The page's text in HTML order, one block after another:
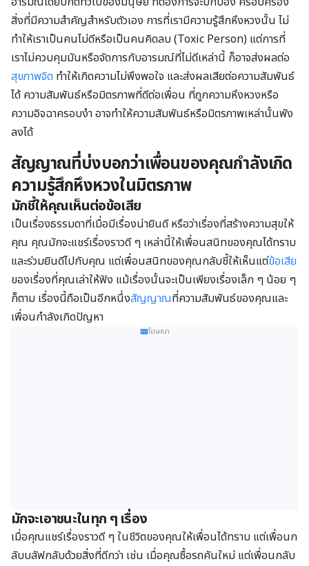
สิ่งที่มีความสำคัญสำหรับตัวเอง การที่เรามีความรู้สึกหึงหวงนั้น ไม่
ทำให้เราเป็นคนไม่ดีหรือเป็นคนคิดลบ (Toxic Person) แต่การที่
เราไม่ควบคุมมันหรือจัดการกับอารมณ์ที่ไม่ดีเหล่านี้ ก็อาจส่งผลต่อ
สุขภาพจิต ทำให้เกิดความไม่พึงพอใจ และส่งผลเสียต่อความสัมพันธ์
ได้ ความสัมพันธ์หรือมิตรภาพที่ดีต่อเพื่อน ที่ถูกความหึงหวงหรือ
ความอิจฉาครอบงำ อาจทำให้ความสัมพันธ์หรือมิตรภาพเหล่านั้นพัง
ลงได้
สัญญาณที่บ่งบอกว่าเพื่อนของคุณกำลังเกิด
ความรู้สึกหึงหวงในมิตรภาพ
มักชี้ให้คุณเห็นต่อข้อเสีย
เป็นเรื่องธรรมดาที่เมื่อมีเรื่องน่ายินดี หรือว่าเรื่องที่สร้างความสุขให้
คุณ คุณมักจะแชร์เรื่องราวดี ๆ เหล่านี้ให้เพื่อนสนิทของคุณได้ทราบ
และร่วมยินดีไปกับคุณ แต่เพื่อนสนิทของคุณกลับชี้ให้เห็นแต่ข้อเสีย
ของเรื่องที่คุณเล่าให้ฟัง แม้เรื่องนั้นจะเป็นเพียงเรื่องเล็ก ๆ น้อย ๆ
ก็ตาม เรื่องนี้ถือเป็นอีกหนึ่งสัญญาณที่ความสัมพันธ์ของคุณและ
เพื่อนกำลังเกิดปัญหา
โฆษณา
มักจะเอาชนะในทุก ๆ เรื่อง
เมื่อคุณแชร์เรื่องราวดี ๆ ในชีวิตของคุณให้เพื่อนได้ทราบ แต่เพื่อนก
ลับบลัฟกลับด้วยสิ่งที่ดีกว่า เช่น เมื่อคุณซื้อรถคันใหม่ แต่เพื่อนกลับ